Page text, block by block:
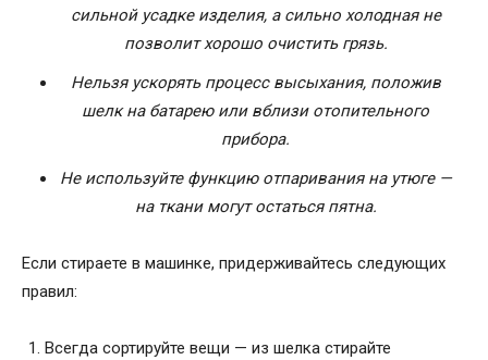
сильной усадке изделия, а сильно холодная не
позволит хорошо очистить грязь.
Нельзя ускорять процесс высыхания, положив
шелк на батарею или вблизи отопительного
прибора.
Не используйте функцию отпаривания на утюге —
на ткани могут остаться пятна.
Если стираете в машинке, придерживайтесь следующих
правил:
Всегда сортируйте вещи — из шелка стирайте